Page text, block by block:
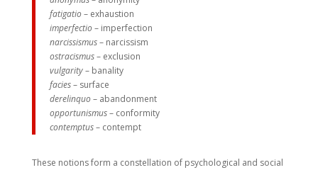
fatigatio– exhaustion
imperfectio– imperfection
narcissismus– narcissism
ostracismus– exclusion
vulgarity– banality
facies– surface
derelinquo– abandonment
opportunismus– conformity
contemptus– contempt
These notions form a constellation of psychological and social